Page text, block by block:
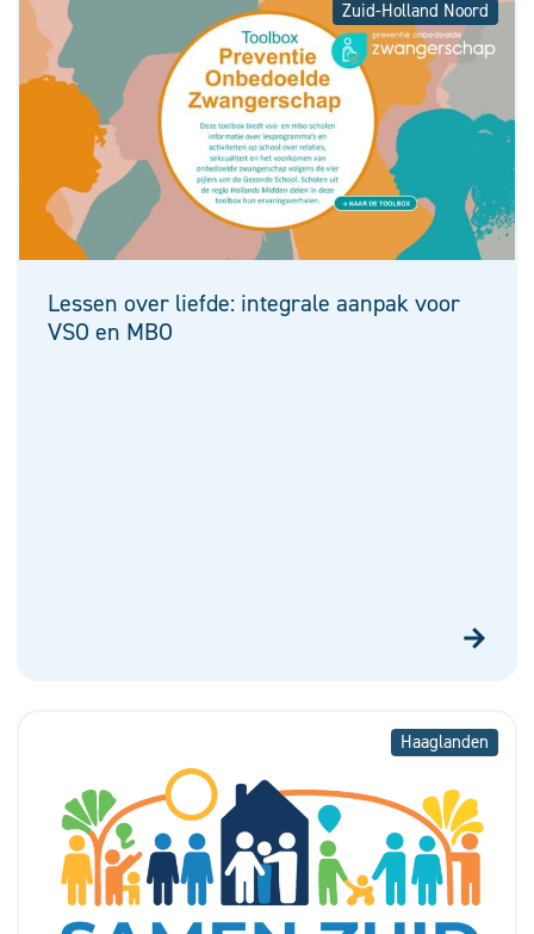
Zuid-Holland Noord
Lessen over liefde: integrale aanpak voor
VSO en MBO
Haaglanden